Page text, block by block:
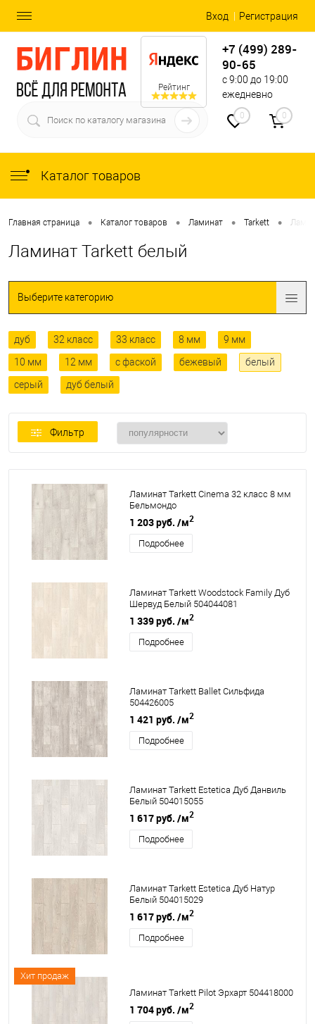
Вход Регистрация
Рейтинг
+7 (499) 289-
90-65
с 9:00 до 19:00
ежедневно
0 0
Каталог товаров
Главная страница • Каталог товаров • Ламинат • Tarkett •
Ламинат Tarkett белый
Выберите категорию
дуб 32 класс 33 класс 8 мм
9 мм
10 мм
12 мм с фаской бежевый
белый
серый
дуб белый
Фильтр
Ламинат Tarkett Cinema 32 класс 8 мм
Бельмондо
1 203 руб. /м2
Подробнее
Ламинат Tarkett Woodstock Family Дуб
Шервуд Белый 504044081
1 339 руб. /м2
Подробнее
Ламинат Tarkett Ballet Сильфида
504426005
1 421 руб. /м2
Подробнее
Ламинат Tarkett Estetica Дуб Данвиль
Белый 504015055
1 617 руб. /м2
Подробнее
Ламинат Tarkett Estetica Дуб Натур
Белый 504015029
1 617 руб. /м2
Подробнее
Хит продаж
Ламинат Tarkett Pilot Эрхарт 504418000
1 704 руб. /м2